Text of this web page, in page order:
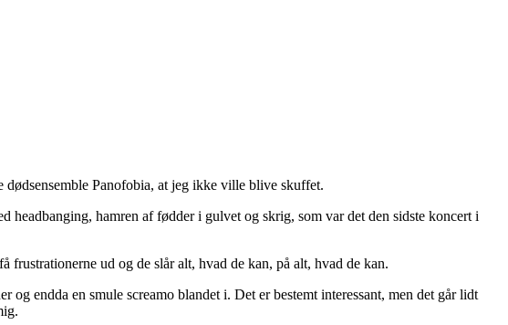
Panofobia, at jeg ikke ville blive skuffet.
headbanging, hamren af fødder i gulvet og skrig, som var det den sidste koncert i
frustrationerne ud og de slår alt, hvad de kan, på alt, hvad de kan.
endda en smule screamo blandet i. Det er bestemt interessant, men det går lidt